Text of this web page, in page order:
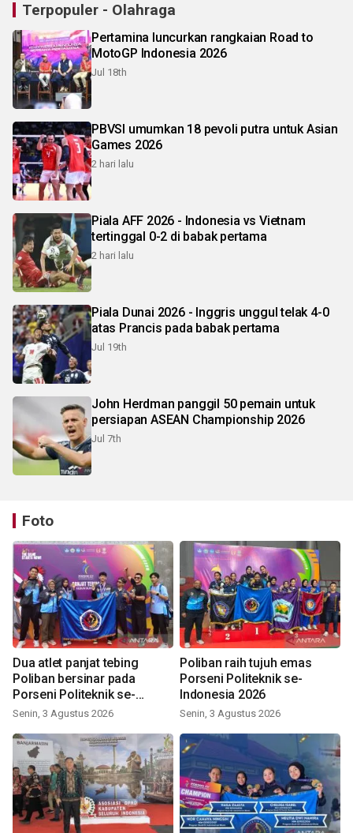
Terpopuler - Olahraga
Pertamina luncurkan rangkaian Road to
MotoGP Indonesia 2026
Jul 18th
PBVSI umumkan 18 pevoli putra untuk Asian
Games 2026
2 hari lalu
Piala AFF 2026 - Indonesia vs Vietnam
tertinggal 0-2 di babak pertama
2 hari lalu
Piala Dunai 2026 - Inggris unggul telak 4-0
atas Prancis pada babak pertama
Jul 19th
John Herdman panggil 50 pemain untuk
persiapan ASEAN Championship 2026
Jul 7th
Foto
Dua atlet panjat tebing
Poliban bersinar pada
Porseni Politeknik se-
Indonesia 2026
Senin, 3 Agustus 2026
Poliban raih tujuh emas
Porseni Politeknik se-
Indonesia 2026
Senin, 3 Agustus 2026